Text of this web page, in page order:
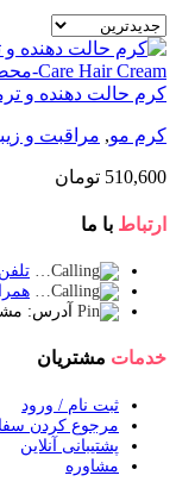
کرم حالت دهنده و ترمیم
کرم مو, مراقبت و
510,600 تومان
ارتباط با ما
تلفن:
همراه :
آدرس:
خدمات مشتریان
ثبت نام / ورود
مرجوع کردن
پشتیبانی آنلاین
مشاوره